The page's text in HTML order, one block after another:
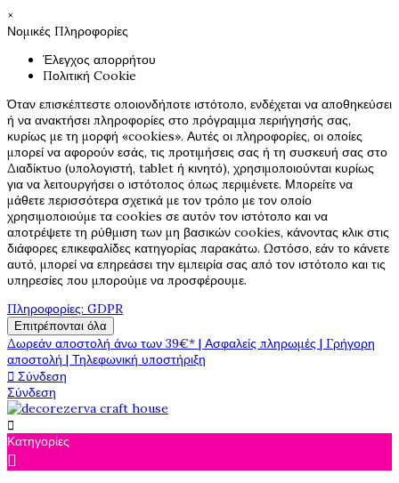
×
Νομικές Πληροφορίες
Έλεγχος απορρήτου
Πολιτική Cookie
Όταν επισκέπτεστε οποιονδήποτε ιστότοπο, ενδέχεται να αποθηκεύσει
ή να ανακτήσει πληροφορίες στο πρόγραμμα περιήγησής σας,
κυρίως με τη μορφή «cookies». Αυτές οι πληροφορίες, οι οποίες
μπορεί να αφορούν εσάς, τις προτιμήσεις σας ή τη συσκευή σας στο
Διαδίκτυο (υπολογιστή, tablet ή κινητό), χρησιμοποιούνται κυρίως
για να λειτουργήσει ο ιστότοπος όπως περιμένετε. Μπορείτε να
μάθετε περισσότερα σχετικά με τον τρόπο με τον οποίο
χρησιμοποιούμε τα cookies σε αυτόν τον ιστότοπο και να
αποτρέψετε τη ρύθμιση των μη βασικών cookies, κάνοντας κλικ στις
διάφορες επικεφαλίδες κατηγορίας παρακάτω. Ωστόσο, εάν το κάνετε
αυτό, μπορεί να επηρεάσει την εμπειρία σας από τον ιστότοπο και τις
υπηρεσίες που μπορούμε να προσφέρουμε.
Πληροφορίες: GDPR
Επιτρέπονται όλα
Δωρεάν αποστολή άνω των 39€* | Ασφαλείς πληρωμές | Γρήγορη
αποστολή | Τηλεφωνική υποστήριξη
 Σύνδεση
Σύνδεση

Κατηγορίες
